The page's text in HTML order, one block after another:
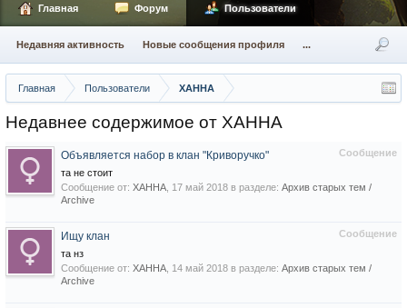
Главная Пользователи XAHHA
Недавнее содержимое от XAHHA
Сообщение
Объявляется набор в клан "Криворучко"
та не стоит
Сообщение от: XAHHA 17 май 2018 в разделе: Архив старых тем /
Archive
Сообщение
Ищу клан
та нз
Сообщение от: XAHHA 14 май 2018 в разделе: Архив старых тем /
Archive
Главная Форум Пользователи
Недавняя активность Новые сообщения профиля ...